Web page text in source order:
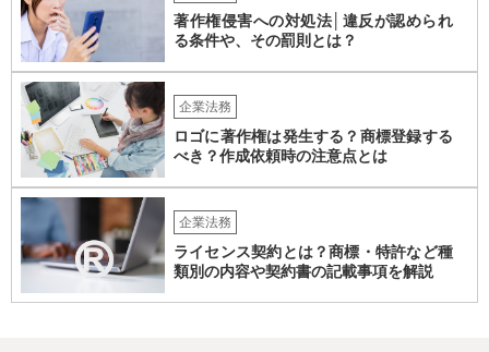
用負担のみをもって著作権の帰属が決まるものではなく、著作物を創
作した主体と、当事者間の契約内容によって決まると考えられます。
著作権侵害への対処法│違反が認められ
る条件や、その罰則とは？
企業法務
ロゴに著作権は発生する？商標登録する
べき？作成依頼時の注意点とは
企業法務
ライセンス契約とは？商標・特許など種
類別の内容や契約書の記載事項を解説